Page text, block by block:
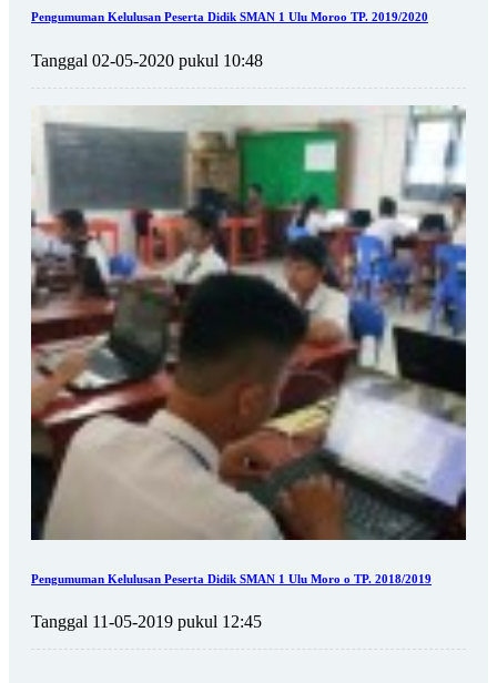
Pengumuman Kelulusan Peserta Didik SMAN 1 Ulu Moroo TP. 2019/2020
Tanggal 02-05-2020 pukul 10:48
Pengumuman Kelulusan Peserta Didik SMAN 1 Ulu Moro o TP. 2018/2019
Tanggal 11-05-2019 pukul 12:45